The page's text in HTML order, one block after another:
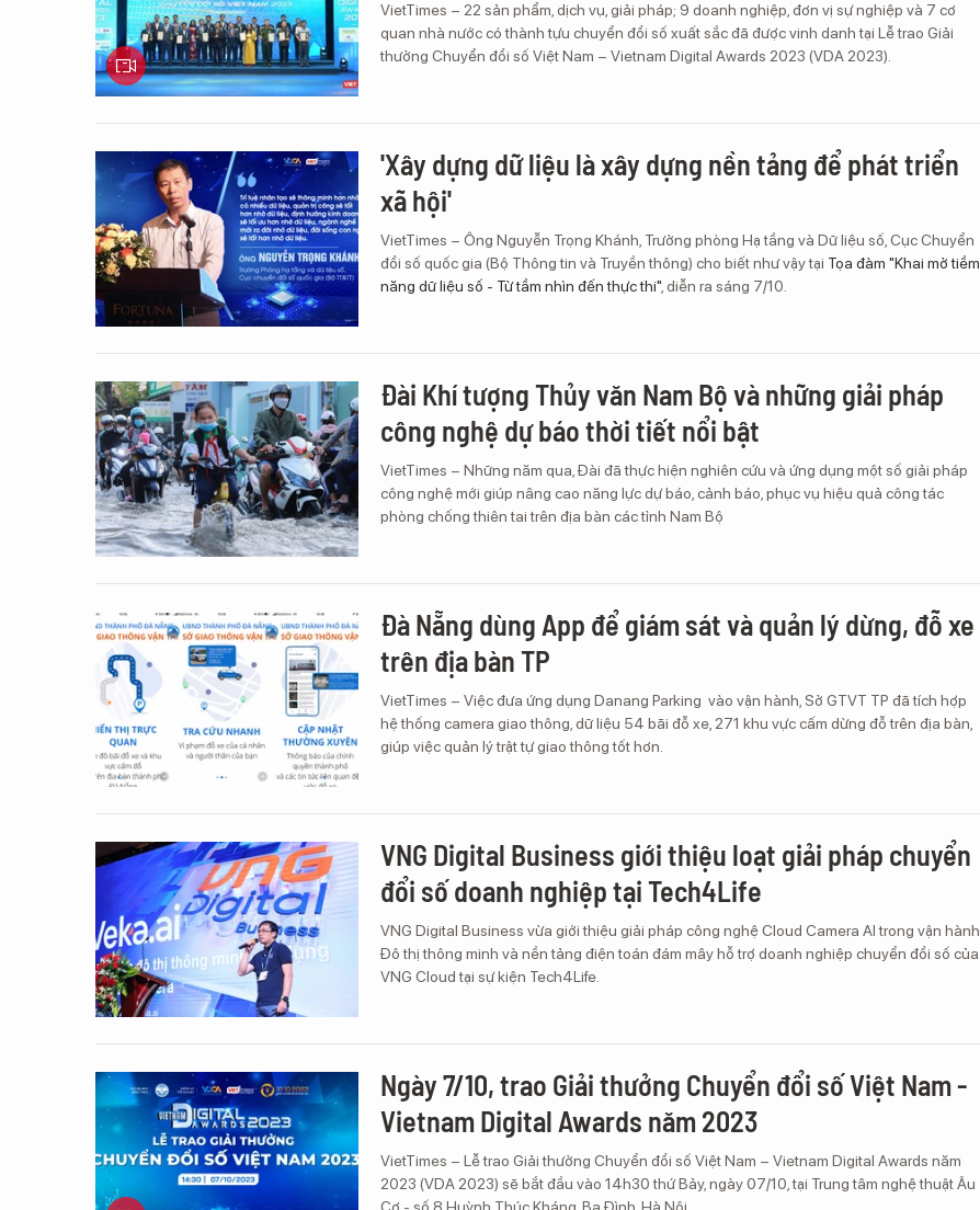
VietTimes – 22 sản phẩm, dịch vụ, giải pháp; 9 doanh nghiệp, đơn vị sự nghiệp và 7 cơ
quan nhà nước có thành tựu chuyển đổi số xuất sắc đã được vinh danh tại Lễ trao Giải
thưởng Chuyển đổi số Việt Nam – Vietnam Digital Awards 2023 (VDA 2023).
'Xây dựng dữ liệu là xây dựng nền tảng để phát triển
xã hội'
VietTimes – Ông Nguyễn Trọng Khánh, Trưởng phòng Hạ tầng và Dữ liệu số, Cục Chuyển
đổi số quốc gia (Bộ Thông tin và Truyền thông) cho biết như vậy tại Tọa đàm "Khai mở tiềm
năng dữ liệu số - Từ tầm nhìn đến thực thi" , diễn ra sáng 7/10.
Đài Khí tượng Thủy văn Nam Bộ và những giải pháp
công nghệ dự báo thời tiết nổi bật
VietTimes – Những năm qua, Đài đã thực hiện nghiên cứu và ứng dụng một số giải pháp
công nghệ mới giúp nâng cao năng lực dự báo, cảnh báo, phục vụ hiệu quả công tác
phòng chống thiên tai trên địa bàn các tỉnh Nam Bộ
Đà Nẵng dùng App để giám sát và quản lý dừng, đỗ xe
trên địa bàn TP
VietTimes – Việc đưa ứng dụng Danang Parking vào vận hành, Sở GTVT TP đã tích hợp
hệ thống camera giao thông, dữ liệu 54 bãi đỗ xe, 271 khu vực cấm dừng đỗ trên địa bàn,
giúp việc quản lý trật tự giao thông tốt hơn.
VNG Digital Business giới thiệu loạt giải pháp chuyển
đổi số doanh nghiệp tại Tech4Life
VNG Digital Business vừa giới thiệu giải pháp công nghệ Cloud Camera AI trong vận hành
Đô thị thông minh và nền tảng điện toán đám mây hỗ trợ doanh nghiệp chuyển đổi số của
VNG Cloud tại sự kiện Tech4Life.
Ngày 7/10, trao Giải thưởng Chuyển đổi số Việt Nam -
Vietnam Digital Awards năm 2023
VietTimes – Lễ trao Giải thưởng Chuyển đổi số Việt Nam – Vietnam Digital Awards năm
2023 (VDA 2023) sẽ bắt đầu vào 14h30 thứ Bảy, ngày 07/10, tại Trung tâm nghệ thuật Âu